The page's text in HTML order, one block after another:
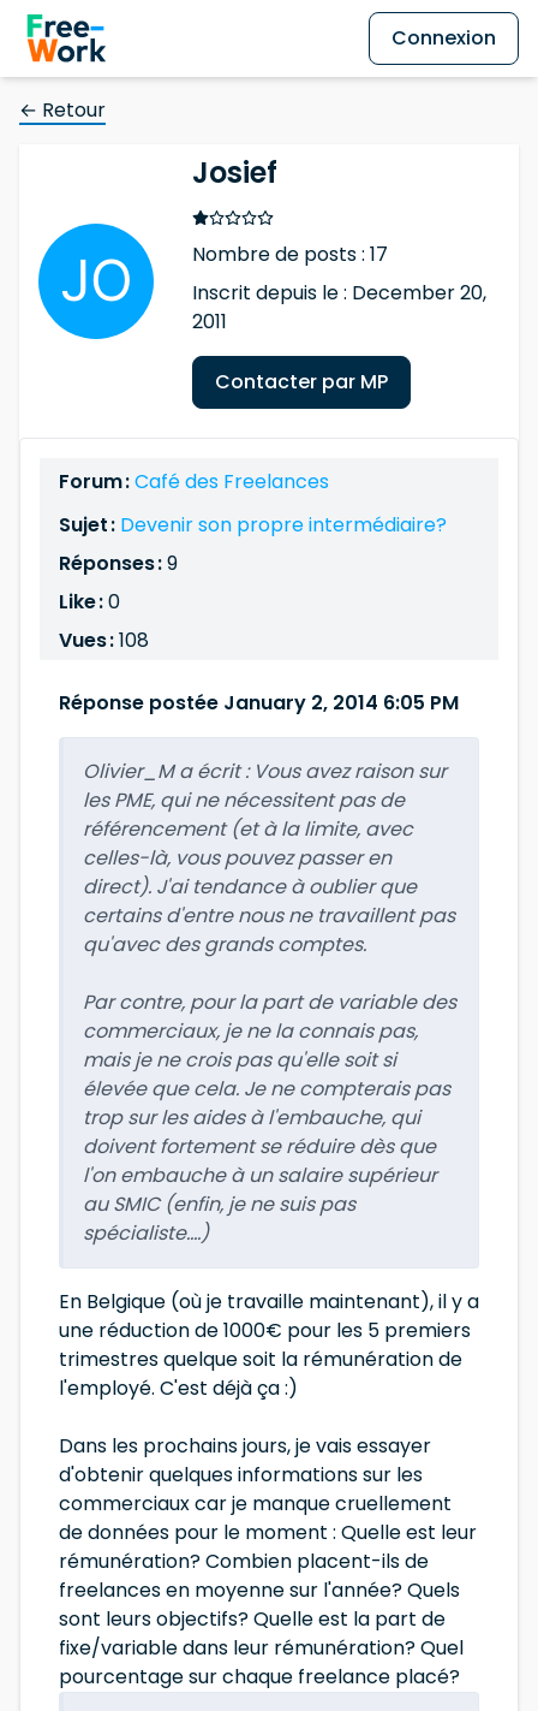
Connexion
← Retour
Josief
Nombre de posts : 17
Inscrit depuis le : December 20,
2011
Contacter par MP
Forum :Café des Freelances
Sujet : Devenir son propre intermédiaire?
Réponses :9
Like :0
Vues :108
Réponse postée January 2, 2014 6:05 PM
Olivier_M a écrit : Vous avez raison sur
les PME, qui ne nécessitent pas de
référencement (et à la limite, avec
celles-là, vous pouvez passer en
direct). J'ai tendance à oublier que
certains d'entre nous ne travaillent pas
qu'avec des grands comptes.
Par contre, pour la part de variable des
commerciaux, je ne la connais pas,
mais je ne crois pas qu'elle soit si
élevée que cela. Je ne compterais pas
trop sur les aides à l'embauche, qui
doivent fortement se réduire dès que
l'on embauche à un salaire supérieur
au SMIC (enfin, je ne suis pas
spécialiste....)
En Belgique (où je travaille maintenant), il y a
une réduction de 1000€ pour les 5 premiers
trimestres quelque soit la rémunération de
l'employé. C'est déjà ça :)
Dans les prochains jours, je vais essayer
d'obtenir quelques informations sur les
commerciaux car je manque cruellement
de données pour le moment : Quelle est leur
rémunération? Combien placent-ils de
freelances en moyenne sur l'année? Quels
sont leurs objectifs? Quelle est la part de
fixe/variable dans leur rémunération? Quel
pourcentage sur chaque freelance placé?